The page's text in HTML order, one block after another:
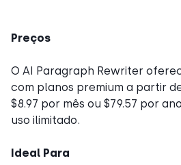
Preços
O AI Paragraph Rewriter
com planos premium a partir
$8.97 por mês ou $79.57 por
uso ilimitado.
Ideal Para